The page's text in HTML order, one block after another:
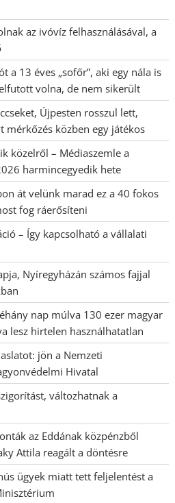
az ivóvíz felhasználásával, a
a 13 éves „sofőr”, aki egy nála is
volna, de nem sikerült
Újpesten rosszul lett,
mérkőzés közben egy játékos
közelről – Médiaszemle a
harmincegyedik hete
át velünk marad ez a 40 fokos
fog ráerősíteni
– Így kapcsolható a vállalati
Nyíregyházán számos fajjal
nap múlva 130 ezer magyar
lesz hirtelen használhatatlan
jön a Nemzeti
Hivatal
változhatnak a
az Eddának közpénzből
Attila reagált a döntésre
ügyek miatt tett feljelentést a